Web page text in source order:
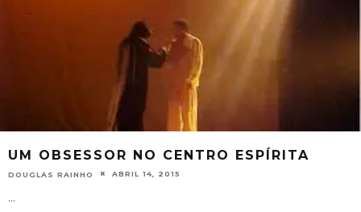
UM OBSESSOR NO CENTRO ESPÍRITA
DOUGLAS RAINHO ABRIL 14, 2015
...